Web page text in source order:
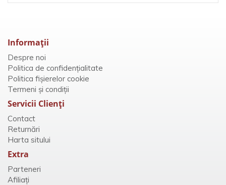
Informaţii
Despre noi
Politica de confidențialitate
Politica fișierelor cookie
Termeni și condiții
Servicii Clienţi
Contact
Returnări
Harta sitului
Extra
Parteneri
Afiliaţi